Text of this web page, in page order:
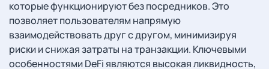
которые функционируют без посредников. Это
позволяет пользователям напрямую
взаимодействовать друг с другом, минимизируя
риски и снижая затраты на транзакции. Ключевыми
особенностями DeFi являются высокая ликвидность,